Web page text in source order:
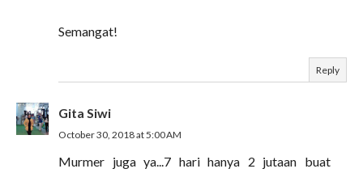
Semangat!
Reply
Gita Siwi
October 30, 2018 at 5:00 AM
Murmer juga ya...7 hari hanya 2 jutaan buat